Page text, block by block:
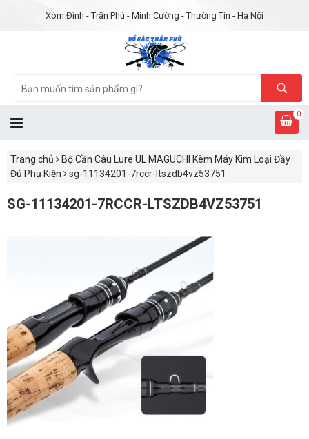
Xóm Đình - Trần Phú - Minh Cường - Thường Tín - Hà Nội
0
Trang chủ
Bộ Cần Câu Lure UL MAGUCHI Kèm Máy Kim Loại Đầy
Đủ Phụ Kiện
sg-11134201-7rccr-ltszdb4vz53751
SG-11134201-7RCCR-LTSZDB4VZ53751